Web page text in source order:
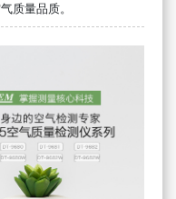
质量品质。